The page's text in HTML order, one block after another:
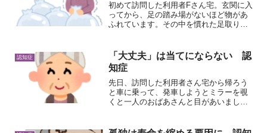
初めて訪問した利用者Fさん宅。玄関に入
ってから、足の踏み場がないほど物があ
ふれています。その中を慣れた足取りで
片付け片付けができなくなることも、認
知症の方によく見られ...
認知症
「大丈夫」は当てにならない 認
知症
先日、訪問した利用者さん宅から帰ろう
と車に乗って、発車しようとミラーを覗
くと一人のおばあさんと目があいまし
た。こっちに向かって歩いてくるので、